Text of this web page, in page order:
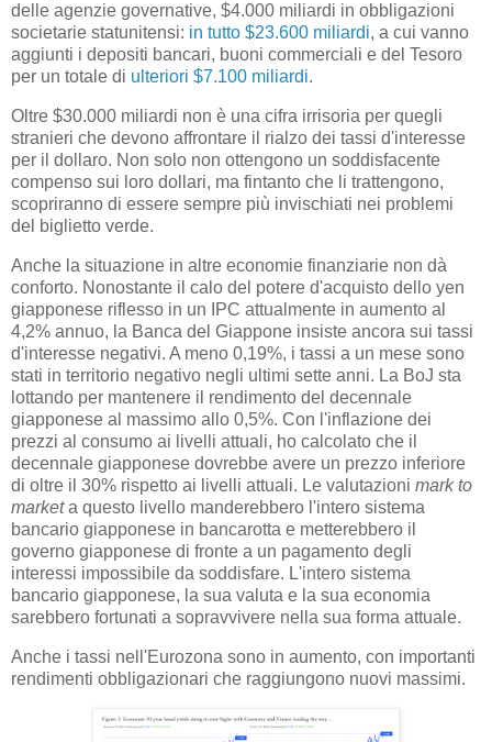
delle agenzie governative, $4.000 miliardi in obbligazioni
societarie statunitensi: in tutto $23.600 miliardi, a cui vanno
aggiunti i depositi bancari, buoni commerciali e del Tesoro
per un totale di ulteriori $7.100 miliardi.
Oltre $30.000 miliardi non è una cifra irrisoria per quegli
stranieri che devono affrontare il rialzo dei tassi d'interesse
per il dollaro. Non solo non ottengono un soddisfacente
compenso sui loro dollari, ma fintanto che li trattengono,
scopriranno di essere sempre più invischiati nei problemi
del biglietto verde.
Anche la situazione in altre economie finanziarie non dà
conforto. Nonostante il calo del potere d'acquisto dello yen
giapponese riflesso in un IPC attualmente in aumento al
4,2% annuo, la Banca del Giappone insiste ancora sui tassi
d'interesse negativi. A meno 0,19%, i tassi a un mese sono
stati in territorio negativo negli ultimi sette anni. La BoJ sta
lottando per mantenere il rendimento del decennale
giapponese al massimo allo 0,5%. Con l'inflazione dei
prezzi al consumo ai livelli attuali, ho calcolato che il
decennale giapponese dovrebbe avere un prezzo inferiore
di oltre il 30% rispetto ai livelli attuali. Le valutazioni mark to
marketa questo livello manderebbero l'intero sistema
bancario giapponese in bancarotta e metterebbero il
governo giapponese di fronte a un pagamento degli
interessi impossibile da soddisfare. L'intero sistema
bancario giapponese, la sua valuta e la sua economia
sarebbero fortunati a sopravvivere nella sua forma attuale.
Anche i tassi nell'Eurozona sono in aumento, con importanti
rendimenti obbligazionari che raggiungono nuovi massimi.